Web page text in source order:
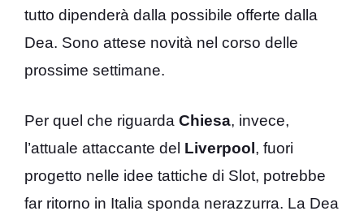
tutto dipenderà dalla possibile offerte dalla
Dea. Sono attese novità nel corso delle
prossime settimane.
Per quel che riguarda Chiesa, invece,
l’attuale attaccante del Liverpool , fuori
progetto nelle idee tattiche di Slot, potrebbe
far ritorno in Italia sponda nerazzurra. La Dea